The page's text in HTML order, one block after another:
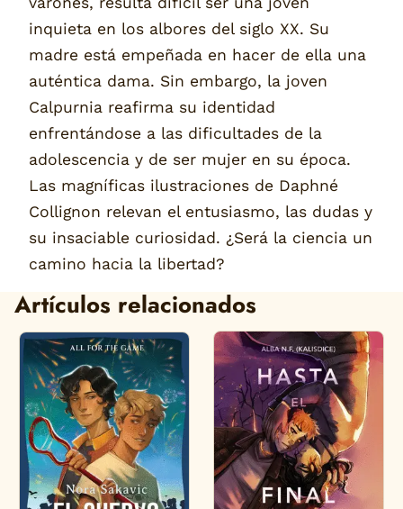
inquieta en los albores del siglo XX. Su
madre está empeñada en hacer de ella una
auténtica dama. Sin embargo, la joven
Calpurnia reafirma su identidad
enfrentándose a las dificultades de la
adolescencia y de ser mujer en su época.
Las magníficas ilustraciones de Daphné
Collignon relevan el entusiasmo, las dudas y
su insaciable curiosidad. ¿Será la ciencia un
camino hacia la libertad?
Artículos relacionados